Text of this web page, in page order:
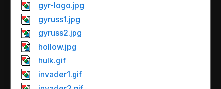
gyr-logo.jpg
gyruss1.jpg
gyruss2.jpg
hollow.jpg
hulk.gif
invader1.gif